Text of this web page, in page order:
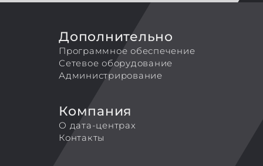
Дополнительно
Программное обеспечение
Сетевое оборудование
Администрирование
Компания
О дата-центрах
Контакты